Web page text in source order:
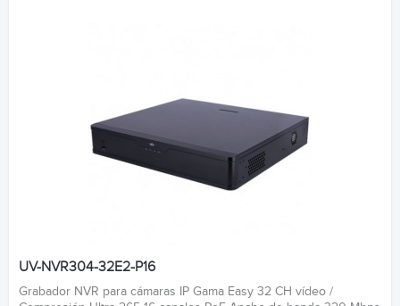
UV-NVR304-32E2-P16
Grabador NVR para cámaras IP Gama Easy 32 CH vídeo /